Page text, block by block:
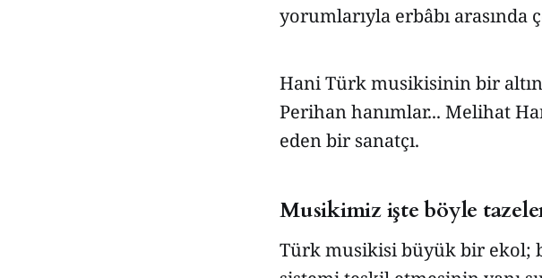
yorumlarıyla erbâbı arasında
Hani Türk musikisinin bir
Perihan hanımlar... Melihat
eden bir sanatçı.
Musikimiz işte böyle
Türk musikisi büyük bir ekol;